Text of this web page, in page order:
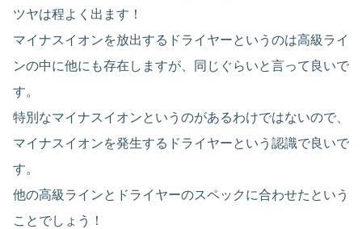
ツヤは程よく出ます！
マイナスイオンを放出するドライヤーというのは高級ライ
ンの中に他にも存在しますが、同じぐらいと言って良いで
す。
特別なマイナスイオンというのがあるわけではないので、
マイナスイオンを発生するドライヤーという認識で良いで
す。
他の高級ラインとドライヤーのスペックに合わせたという
ことでしょう！